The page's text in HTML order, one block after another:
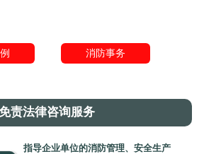
消防事务
责法律咨询服务
指导企业单位的消防管理、安全生产